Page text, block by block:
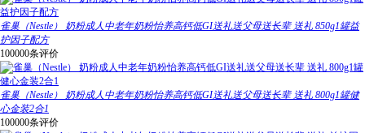
雀巢（Nestle） 奶粉成人中老年奶粉怡养高钙低GI送礼送父母送长辈 送礼 850g1罐益
护因子配方
100000条评价
雀巢（Nestle） 奶粉成人中老年奶粉怡养高钙低GI送礼送父母送长辈 送礼 800g1罐健
心金装2合1
100000条评价